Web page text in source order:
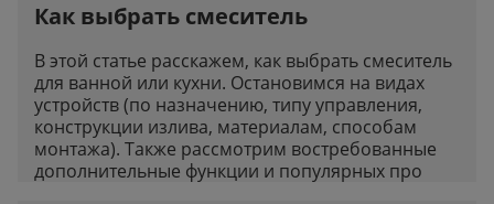
Как выбрать смеситель
В этой статье расскажем, как выбрать смеситель
для ванной или кухни. Остановимся на видах
устройств (по назначению, типу управления,
конструкции излива, материалам, способам
монтажа). Также рассмотрим востребованные
дополнительные функции и популярных про